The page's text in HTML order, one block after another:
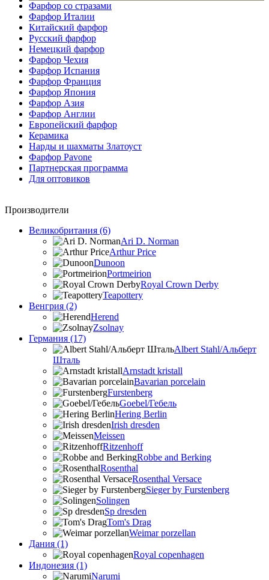
Фарфор со стразами
Фарфор Италии
Китайский фарфор
Русский фарфор
Немецкий фарфор
Фарфор Чехия
Фарфор Испания
Фарфор Франция
Фарфор Япония
Фарфор Азия
Фарфор Англии
Европейский фарфор
Керамика
Нарды и шахматы Златоуст
Фарфор Pavone
Партнерская программа
Для оптовиков
Производители
Великобритания (6)
Ari D. Norman
Arthur Price
Dunoon
Portmeirion
Royal Crown Derby
Teapottery
Венгрия (2)
Herend
Zsolnay
Германия (17)
Albert Stahl/Альбеpт
Шталь
Arnstadt kristall
Bavarian porcelain
Furstenberg
Goebel/Гебель
Hering Berlin
Irish dresden
Meissen
Ritzenhoff
Robbe and Berking
Rosenthal
Rosenthal Versace
Sieger by Furstenberg
Solingen
Sp dresden
Tom's Drag
Weimar porzellan
Дания (1)
Royal copenhagen
Индонезия (1)
Narumi